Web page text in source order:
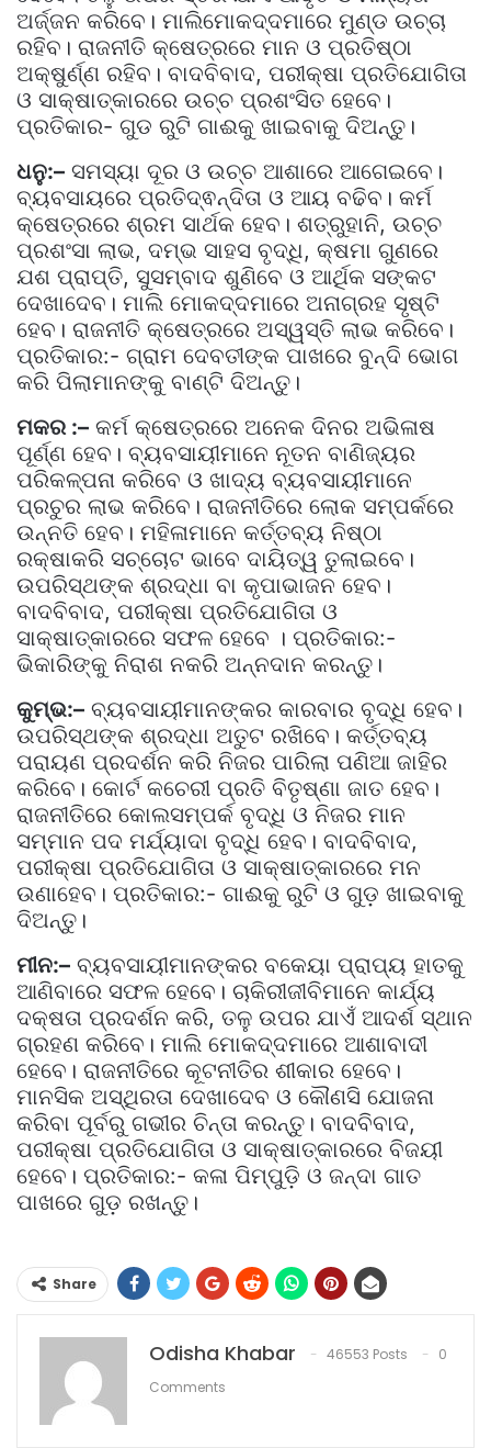
ଅର୍ଜ୍ଜନ କରିବେ। ମାଲିମୋକଦ୍ଦମାରେ ମୁଣ୍ଡ ଉଚ୍ଚା
ରହିବ। ରାଜନୀତି କ୍ଷେତ୍ରରେ ମାନ ଓ ପ୍ରତିଷ୍ଠା
ଅକ୍ଷୁର୍ଣ୍ଣ ରହିବ। ବାଦବିବାଦ, ପରୀକ୍ଷା ପ୍ରତିଯୋଗିତା
ଓ ସାକ୍ଷାତ୍କାରରେ ଉଚ୍ଚ ପ୍ରଶଂସିତ ହେବେ।
ପ୍ରତିକାର- ଗୁଡ ରୁଟି ଗାଈକୁ ଖାଇବାକୁ ଦିଅନ୍ତୁ।
ଧନୁ:– ସମସ୍ୟା ଦୂର ଓ ଉଚ୍ଚ ଆଶାରେ ଆଗେଇବେ।
ବ୍ୟବସାୟରେ ପ୍ରତିଦ୍ଵନ୍ଦିତା ଓ ଆୟ ବଢିବ। କର୍ମ
କ୍ଷେତ୍ରରେ ଶ୍ରମ ସାର୍ଥକ ହେବ। ଶତ୍ରୁହାନି, ଉଚ୍ଚ
ପ୍ରଶଂସା ଲାଭ, ଦମ୍ଭ ସାହସ ବୃଦ୍ଧି, କ୍ଷମା ଗୁଣରେ
ଯଶ ପ୍ରାପ୍ତି, ସୁସମ୍ବାଦ ଶୁଣିବେ ଓ ଆର୍ଥିକ ସଙ୍କଟ
ଦେଖାଦେବ। ମାଲି ମୋକଦ୍ଦମାରେ ଅନାଗ୍ରହ ସୃଷ୍ଟି
ହେବ। ରାଜନୀତି କ୍ଷେତ୍ରରେ ଅସ୍ୱସ୍ତି ଲାଭ କରିବେ।
ପ୍ରତିକାର:- ଗ୍ରାମ ଦେବତୀଙ୍କ ପାଖରେ ବୁନ୍ଦି ଭୋଗ
କରି ପିଲାମାନଙ୍କୁ ବାଣ୍ଟି ଦିଅନ୍ତୁ।
ମକର :– କର୍ମ କ୍ଷେତ୍ରରେ ଅନେକ ଦିନର ଅଭିଳାଷ
ପୂର୍ଣ୍ଣ ହେବ। ବ୍ୟବସାୟୀମାନେ ନୂତନ ବାଣିଜ୍ୟର
ପରିକଳ୍ପନା କରିବେ ଓ ଖାଦ୍ୟ ବ୍ୟବସାୟୀମାନେ
ପ୍ରଚୁର ଲାଭ କରିବେ। ରାଜନୀତିରେ ଲୋକ ସମ୍ପର୍କରେ
ଉନ୍ନତି ହେବ। ମହିଳାମାନେ କର୍ତ୍ତବ୍ୟ ନିଷ୍ଠା
ରକ୍ଷାକରି ସଚ୍ଚୋଟ ଭାବେ ଦାୟିତ୍ୱ ତୁଲାଇବେ।
ଉପରିସ୍ଥଙ୍କ ଶ୍ରଦ୍ଧା ବା କୃପାଭାଜନ ହେବ।
ବାଦବିବାଦ, ପରୀକ୍ଷା ପ୍ରତିଯୋଗିତା ଓ
ସାକ୍ଷାତ୍କାରରେ ସଫଳ ହେବେ । ପ୍ରତିକାର:-
ଭିକାରିଙ୍କୁ ନିରାଶ ନକରି ଅନ୍ନଦାନ କରନ୍ତୁ।
କୁମ୍ଭ:– ବ୍ୟବସାୟୀମାନଙ୍କର କାରବାର ବୃଦ୍ଧି ହେବ।
ଉପରିସ୍ଥଙ୍କ ଶ୍ରଦ୍ଧା ଅତୁଟ ରଖିବେ। କର୍ତ୍ତବ୍ୟ
ପରାୟଣ ପ୍ରଦର୍ଶନ କରି ନିଜର ପାରିଲା ପଣିଆ ଜାହିର
କରିବେ। କୋର୍ଟ କଚେରୀ ପ୍ରତି ବିତୃଷ୍ଣା ଜାତ ହେବ।
ରାଜନୀତିରେ କୋଲସମ୍ପର୍କ ବୃଦ୍ଧି ଓ ନିଜର ମାନ
ସମ୍ମାନ ପଦ ମର୍ଯ୍ୟାଦା ବୃଦ୍ଧି ହେବ। ବାଦବିବାଦ,
ପରୀକ୍ଷା ପ୍ରତିଯୋଗିତା ଓ ସାକ୍ଷାତ୍କାରରେ ମନ
ଉଣାହେବ। ପ୍ରତିକାର:- ଗାଈକୁ ରୁଟି ଓ ଗୁଡ଼ ଖାଇବାକୁ
ଦିଅନ୍ତୁ।
ମୀନ:– ବ୍ୟବସାୟୀମାନଙ୍କର ବକେୟା ପ୍ରାପ୍ୟ ହାତକୁ
ଆଣିବାରେ ସଫଳ ହେବେ। ଚାକିରୀଜୀବିମାନେ କାର୍ଯ୍ୟ
ଦକ୍ଷତା ପ୍ରଦର୍ଶନ କରି, ତଳୁ ଉପର ଯାଏଁ ଆଦର୍ଶ ସ୍ଥାନ
ଗ୍ରହଣ କରିବେ। ମାଲି ମୋକଦ୍ଦମାରେ ଆଶାବାଦୀ
ହେବେ। ରାଜନୀତିରେ କୂଟନୀତିର ଶୀକାର ହେବେ।
ମାନସିକ ଅସ୍ଥିରତା ଦେଖାଦେବ ଓ କୌଣସି ଯୋଜନା
କରିବା ପୂର୍ବରୁ ଗଭୀର ଚିନ୍ତା କରନ୍ତୁ। ବାଦବିବାଦ,
ପରୀକ୍ଷା ପ୍ରତିଯୋଗିତା ଓ ସାକ୍ଷାତ୍କାରରେ ବିଜୟୀ
ହେବେ। ପ୍ରତିକାର:- କଳା ପିମ୍ପୁଡ଼ି ଓ ଜନ୍ଦା ଗାତ
ପାଖରେ ଗୁଡ଼ ରଖନ୍ତୁ।
Share
Odisha Khabar 46553 Posts
0
Comments